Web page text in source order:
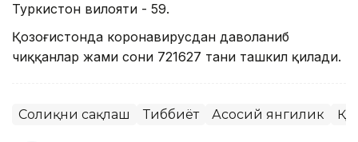
Туркистон вилояти - 59.
Қозоғистонда коронавирусдан даволаниб
чиққанлар жами сони 721627 тани ташкил қилади.
Соғлиқни сақлаш Тиббиёт Асосий янгилик ҚР